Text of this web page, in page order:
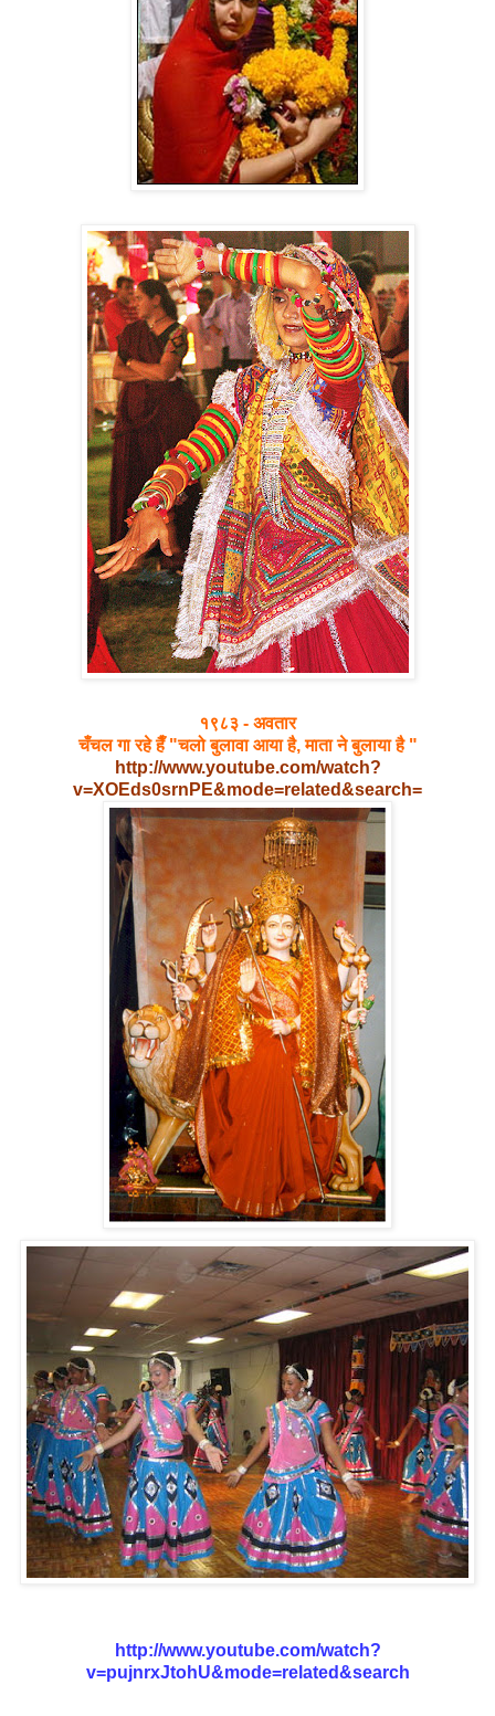
१९८३ - अवतार
चँचल गा रहे हैँ "चलो बुलावा आया है, माता ने बुलाया है "
http://www.youtube.com/watch?
v=XOEds0srnPE&mode=related&search=
http://www.youtube.com/watch?
v=pujnrxJtohU&mode=related&search